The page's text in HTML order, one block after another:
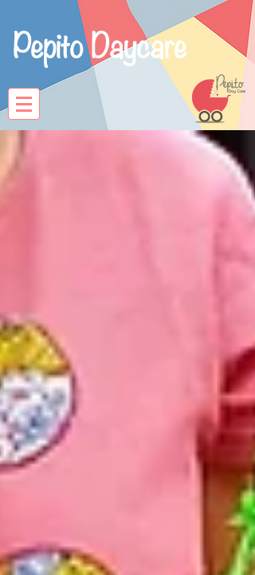
Pepito Daycare